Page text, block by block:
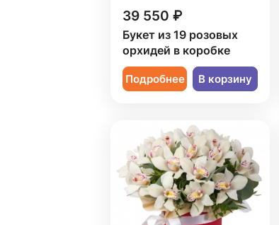
39 550 ₽
Букет из 19 розовых
орхидей в коробке
Подробнее В корзину